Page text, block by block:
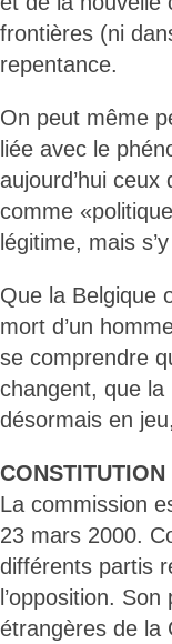
frontières (ni
repentance.
On peut même
liée avec le
aujourd’hui
comme
légitime, mais
Que la Belgique
mort d’un
se comprendre
changent, que la
désormais en
La commission
23 mars 2000.
différents partis
l’opposition.
étrangères de la